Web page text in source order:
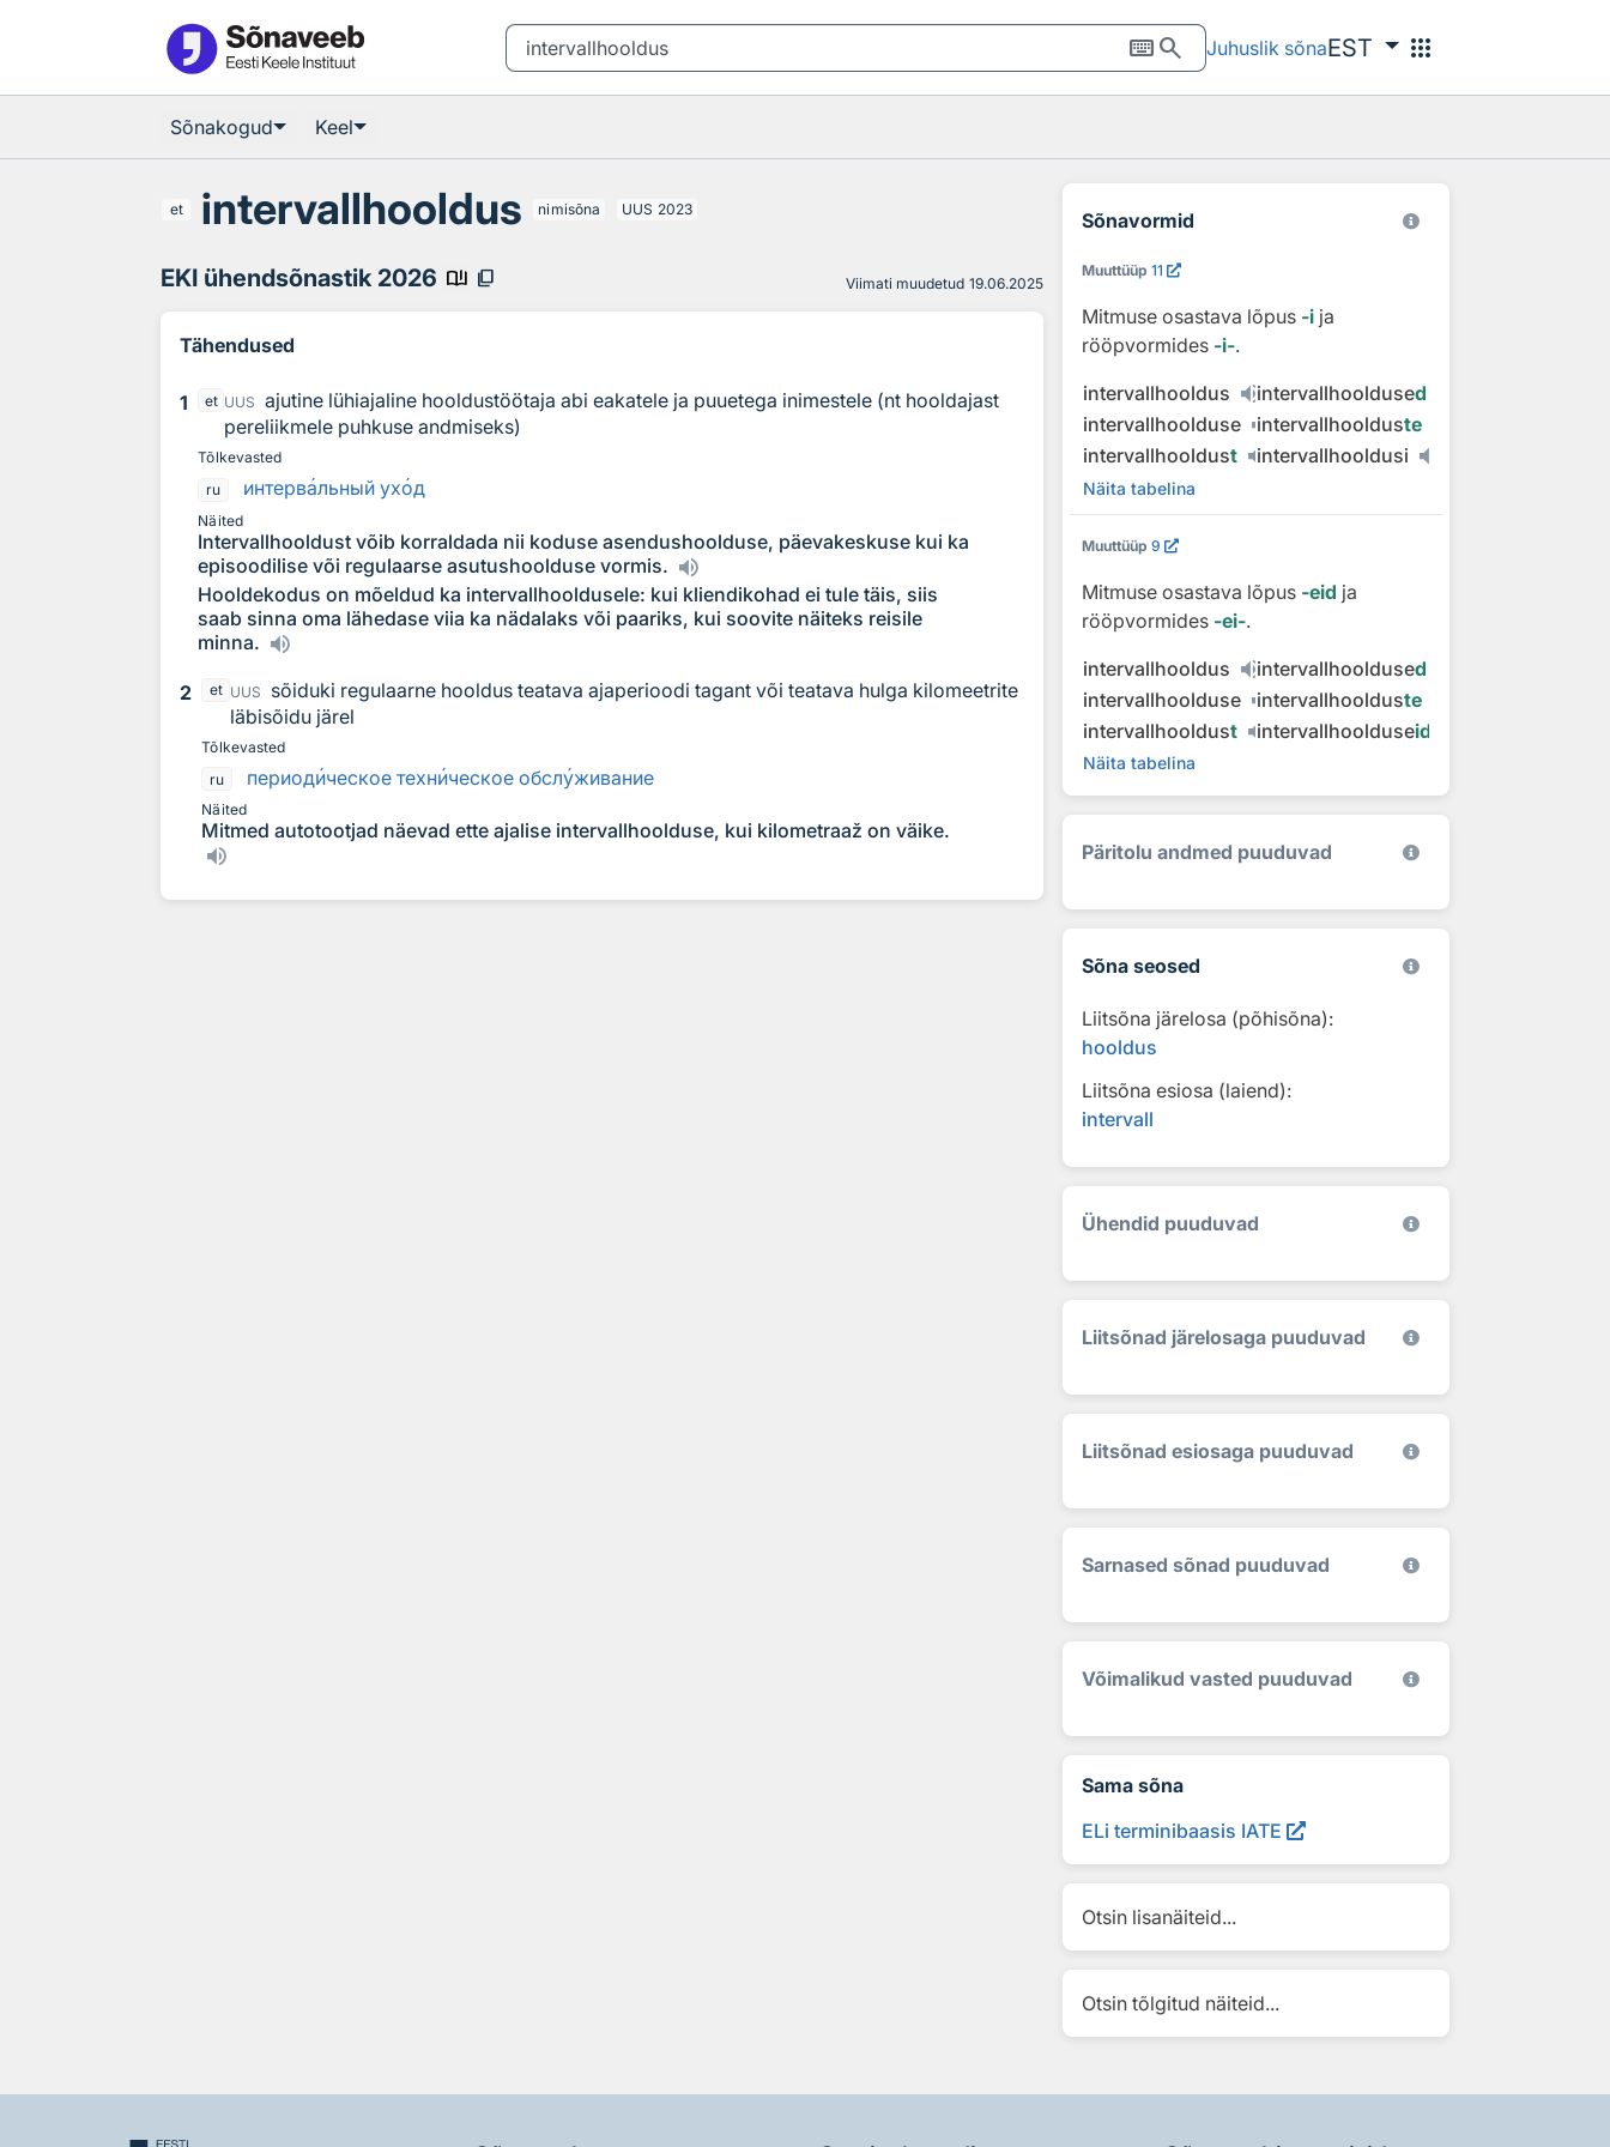
keyboardsearch Juhuslik sõnaEST apps
Sõnakogud Keel
et intervallhooldus nimisõna UUS 2023
EKI ühendsõnastik 2026 book_ribbon content_copy Viimati muudetud 19.06.2025
Tähendused
1 et UUS
ajutine lühiajaline hooldustöötaja abi eakatele ja puuetega inimestele (nt hooldajast
pereliikmele puhkuse andmiseks)
Tõlkevasted
ru
интервальный уход
Näited
Intervallhooldust võib korraldada nii koduse asendushoolduse, päevakeskuse kui ka
episoodilise või regulaarse asutushoolduse vormis.
Hooldekodus on mõeldud ka intervallhooldusele: kui kliendikohad ei tule täis, siis
saab sinna oma lähedase viia ka nädalaks või paariks, kui soovite näiteks reisile
minna.
2 et UUS
sõiduki regulaarne hooldus teatava ajaperioodi tagant või teatava hulga kilomeetrite
läbisõidu järel
Tõlkevasted
ru
периодическое техническое обслуживание
Näited
Mitmed autotootjad näevad ette ajalise intervallhoolduse, kui kilometraaž on väike.
Sõnavormid
Muuttüüp 11
Mitmuse osastava lõpus ‑i ja
rööpvormides ‑i‑.
intervallhooldus
intervallhooldused
intervallhoolduse
intervallhoolduste
intervallhooldust intervallhooldusi
Näita tabelina
Muuttüüp 9
Mitmuse osastava lõpus ‑eid ja
rööpvormides ‑ei‑.
intervallhooldus
intervallhooldused
intervallhoolduse
intervallhoolduste
intervallhooldust intervallhoolduseid
Näita tabelina
Päritolu andmed puuduvad
Sõna seosed
Liitsõna järelosa (põhisõna):
hooldus
Liitsõna esiosa (laiend):
intervall
Ühendid puuduvad
Liitsõnad järelosaga puuduvad
Liitsõnad esiosaga puuduvad
Sarnased sõnad puuduvad
Võimalikud vasted puuduvad
Sama sõna
ELi terminibaasis IATE
Otsin lisanäiteid...
Otsin tõlgitud näiteid...